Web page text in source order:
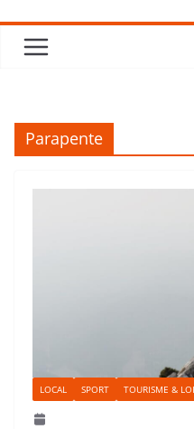
Parapente
LOCAL SPORT TOURISME &